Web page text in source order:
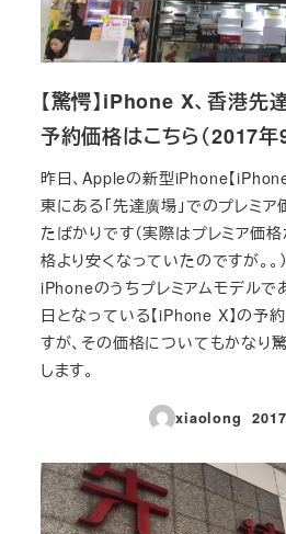
【驚愕】iPhone X、香港先
予約価格はこちら（2017
昨日、Appleの新型iPhone【
東にある「先達廣場」でのプレミ
たばかりです（実際はプレミア価
格より安くなっていたのですが。
iPhoneのうちプレミアムモデルで
日となっている【iPhone X】の予
すが、その価格についてもかなり
します。
xiaolong
投稿